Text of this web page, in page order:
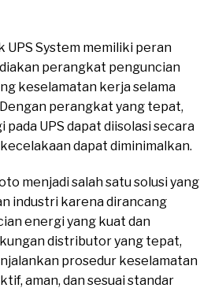
System memiliki peran
perangkat penguncian
keselamatan kerja selama
perangkat yang tepat,
UPS dapat diisolasi secara
dapat diminimalkan.
menjadi salah satu solusi yang
industri karena dirancang
energi yang kuat dan
distributor yang tepat,
prosedur keselamatan
aman, dan sesuai standar